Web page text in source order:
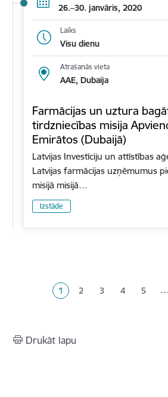
26.–30. janvāris, 2020
Laiks
Visu dienu
Atrašanās vieta
AAE, Dubaija
Farmācijas un uztura
tirdzniecības misija
Emirātos (Dubaijā)
Latvijas Investīciju un attīstības
Latvijas farmācijas uzņēmumus
misijā misijā…
Izstāde
Pašreizējā lapa
1 Lapa
2 Lapa
3 Lapa
4 Lapa
5 …
Drukāt lapu